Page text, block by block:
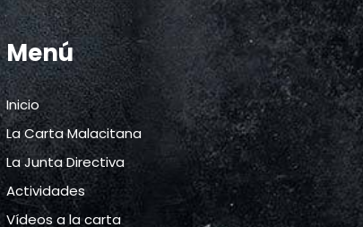
Menú
Inicio
La Carta Malacitana
La Junta Directiva
Actividades
Vídeos a la carta